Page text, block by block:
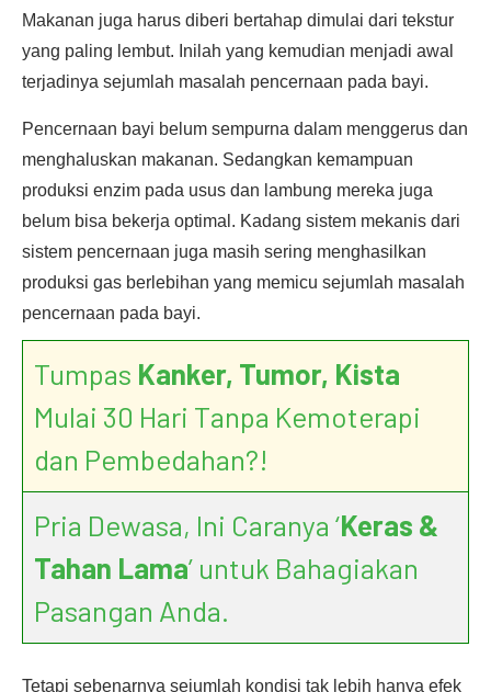
Makanan juga harus diberi bertahap dimulai dari tekstur
yang paling lembut. Inilah yang kemudian menjadi awal
terjadinya sejumlah masalah pencernaan pada bayi.
Pencernaan bayi belum sempurna dalam menggerus dan
menghaluskan makanan. Sedangkan kemampuan
produksi enzim pada usus dan lambung mereka juga
belum bisa bekerja optimal. Kadang sistem mekanis dari
sistem pencernaan juga masih sering menghasilkan
produksi gas berlebihan yang memicu sejumlah masalah
pencernaan pada bayi.
Tumpas Kanker, Tumor, Kista
Mulai 30 Hari Tanpa Kemoterapi
dan Pembedahan?!
Pria Dewasa, Ini Caranya ‘Keras &
Tahan Lama’ untuk Bahagiakan
Pasangan Anda.
Tetapi sebenarnya sejumlah kondisi tak lebih hanya efek